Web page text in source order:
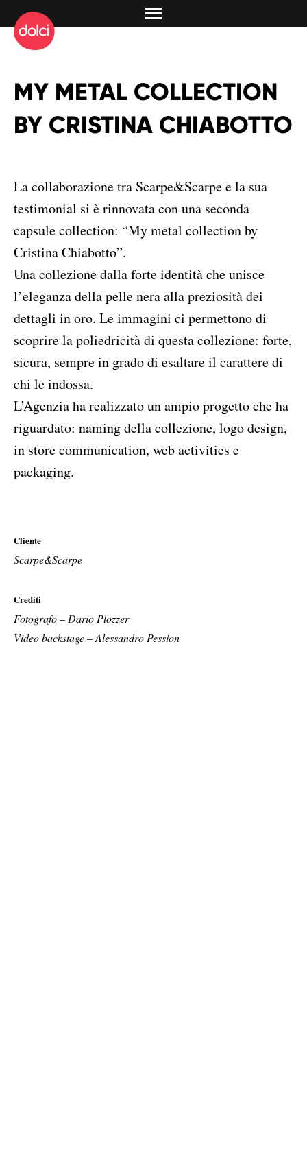
MY METAL COLLECTION
BY CRISTINA CHIABOTTO
La collaborazione tra Scarpe&Scarpe e la sua
testimonial si è rinnovata con una seconda
capsule collection: “My metal collection by
Cristina Chiabotto”.
Una collezione dalla forte identità che unisce
l’eleganza della pelle nera alla preziosità dei
dettagli in oro. Le immagini ci permettono di
scoprire la poliedricità di questa collezione: forte,
sicura, sempre in grado di esaltare il carattere di
chi le indossa.
L’Agenzia ha realizzato un ampio progetto che ha
riguardato: naming della collezione, logo design,
in store communication, web activities e
packaging.
Cliente
Scarpe&Scarpe
Crediti
Fotografo – Dario Plozzer
Video backstage – Alessandro Pession